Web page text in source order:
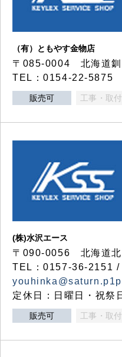
（有）ともやす金物店
〒085-0004 北海道釧
TEL：0154-22-5875
販売可 工事・取
(株)水沢エース
〒090-0056 北海道北
TEL：0157-36-2151
定休日：日曜日・祝祭
販売可 工事・取